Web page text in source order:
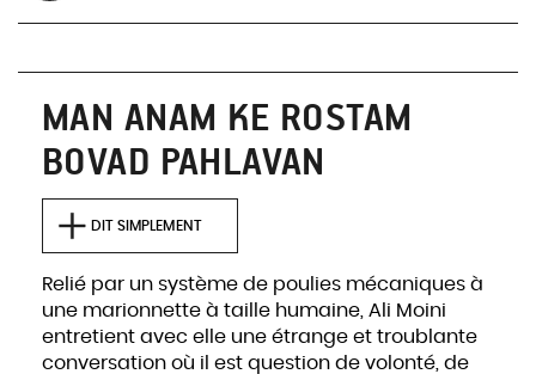
MAN ANAM KE ROSTAM
BOVAD PAHLAVAN
DIT SIMPLEMENT
Relié par un système de poulies mécaniques à
une marionnette à taille humaine, Ali Moini
entretient avec elle une étrange et troublante
conversation où il est question de volonté, de